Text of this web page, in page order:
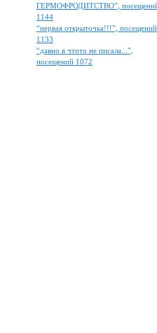
ГЕРМОФРОДИТСТВО”,
1144
“первая открыточка!!!”, посещений
1133
“давно я чтото не писала...”,
посещений 1072